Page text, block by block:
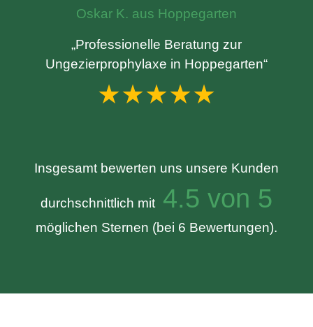
Oskar K. aus Hoppegarten
„Professionelle Beratung zur
Ungezierprophylaxe in Hoppegarten“
★★★★★
Insgesamt bewerten uns unsere Kunden
durchschnittlich mit 4.5 von 5
möglichen Sternen (bei 6 Bewertungen).